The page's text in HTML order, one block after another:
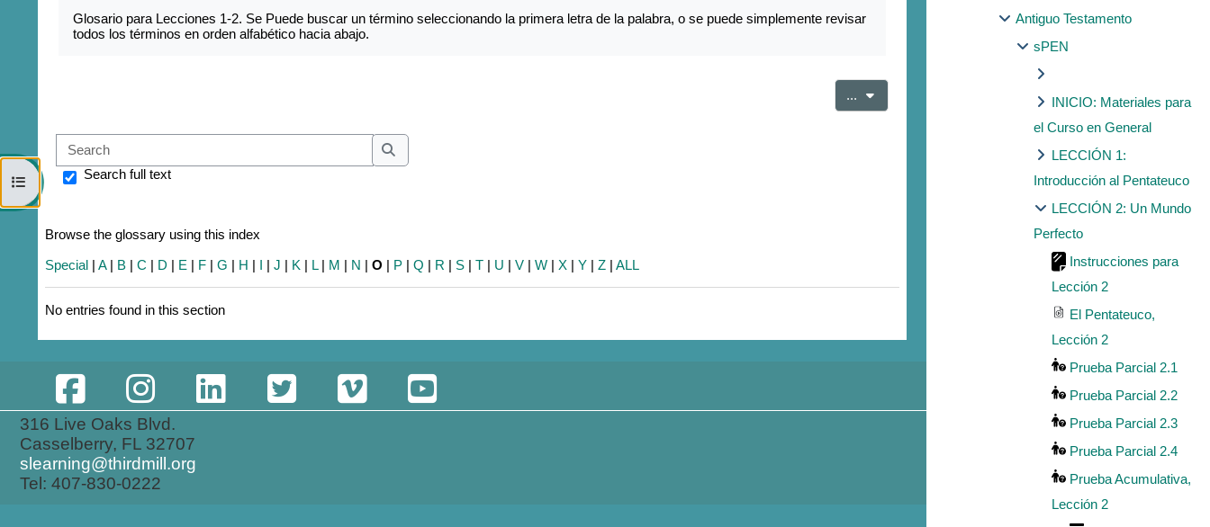
Antiguo Testamento
sPEN
INICIO: Materiales para
el Curso en General
LECCIÓN 1:
Introducción al Pentateuco
LECCIÓN 2: Un Mundo
Perfecto
Instrucciones para
Lección 2
El Pentateuco,
Lección 2
Prueba Parcial 2.1
Prueba Parcial 2.2
Prueba Parcial 2.3
Prueba Parcial 2.4
Prueba Acumulativa,
Lección 2
Open course index
Glosario para Lecciones 1-2. Se Puede buscar un término seleccionando la primera letra de la palabra, o se puede simplemente revisar
todos los términos en orden alfabético hacia abajo.
... Export entries
Search
Search
Search full text
Browse the glossary using this index
Special |A| B |C | D | E | F |G | H | I |J | K | L| M | N |O | P |Q | R | S |T | U |V |W |X |Y |Z |ALL
No entries found in this section
316 Live Oaks Blvd.
Casselberry, FL 32707
slearning@thirdmill.org
Tel: 407-830-0222